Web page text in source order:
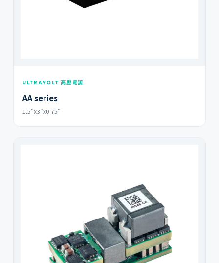
ULTRAVOLT 高壓電源
AA series
1.5"x3"x0.75"